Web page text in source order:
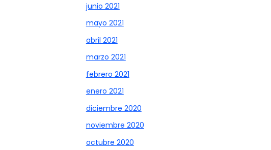
junio 2021
mayo 2021
abril 2021
marzo 2021
febrero 2021
enero 2021
diciembre 2020
noviembre 2020
octubre 2020